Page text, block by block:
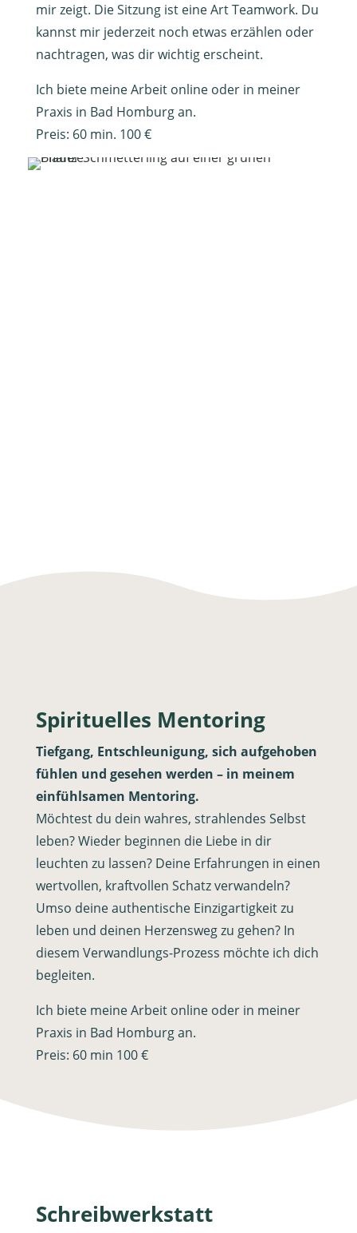
mir zeigt. Die Sitzung ist eine Art Teamwork. Du
kannst mir jederzeit noch etwas erzählen oder
nachtragen, was dir wichtig erscheint.
Ich biete meine Arbeit online oder in meiner
Praxis in Bad Homburg an.
Preis: 60 min. 100 €
Spirituelles Mentoring
Tiefgang, Entschleunigung, sich aufgehoben
fühlen und gesehen werden – in meinem
einfühlsamen Mentoring.
Möchtest du dein wahres, strahlendes Selbst
leben? Wieder beginnen die Liebe in dir
leuchten zu lassen? Deine Erfahrungen in einen
wertvollen, kraftvollen Schatz verwandeln?
Umso deine authentische Einzigartigkeit zu
leben und deinen Herzensweg zu gehen? In
diesem Verwandlungs-Prozess möchte ich dich
begleiten.
Ich biete meine Arbeit online oder in meiner
Praxis in Bad Homburg an.​
Preis: 60 min 100 €
Schreibwerkstatt